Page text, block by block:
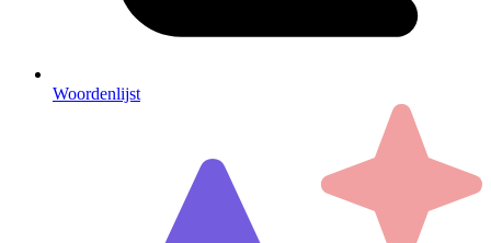
Woordenlijst